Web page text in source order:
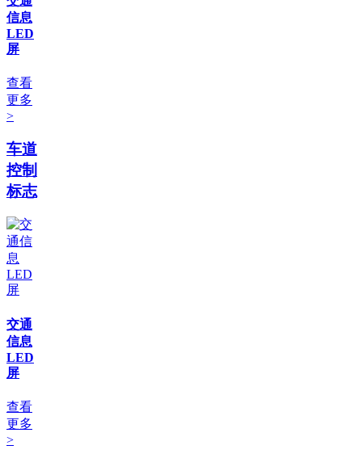
信息
LED
屏
查看
更多
>
车道
控制
标志
交通
信息
LED
屏
查看
更多
>